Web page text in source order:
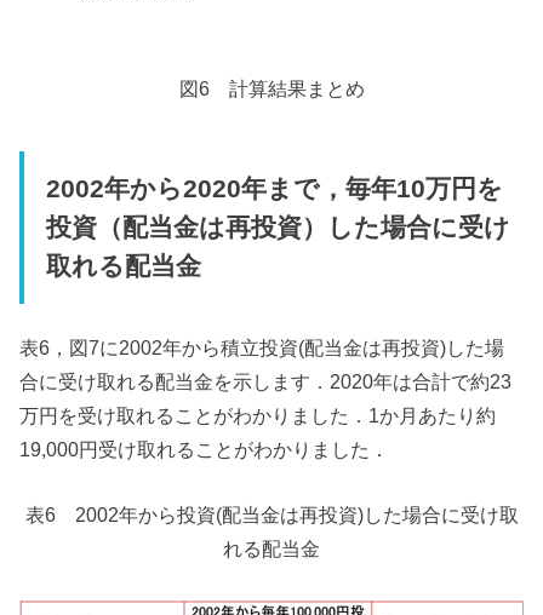
図6 計算結果まとめ
2002年から2020年まで，毎年10万円を
投資（配当金は再投資）した場合に受け
取れる配当金
表6，図7に2002年から積立投資(配当金は再投資)した場
合に受け取れる配当金を示します．2020年は合計で約23
万円を受け取れることがわかりました．1か月あたり約
19,000円受け取れることがわかりました．
表6 2002年から投資(配当金は再投資)した場合に受け取
れる配当金